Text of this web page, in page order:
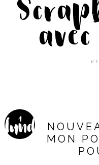
1
lund
MON